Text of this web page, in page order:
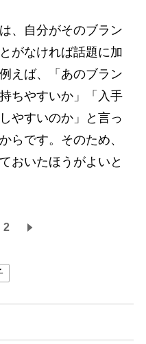
、自分がそのブラン
がなければ話題に加
えば、「あのブラン
ちやすいか」「入手
やすいのか」と言っ
らです。そのため、
おいたほうがよいと
2